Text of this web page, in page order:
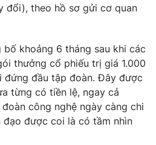
Podcast
Infographic
đổi), theo hồ sơ gửi cơ quan
khoảng 6 tháng sau khi các
thưởng cổ phiếu trị giá 1.000
đứng đầu tập đoàn. Đây được
từng có tiền lệ, ngay cả
công nghệ ngày càng chi
đạo được coi là có tầm nhìn